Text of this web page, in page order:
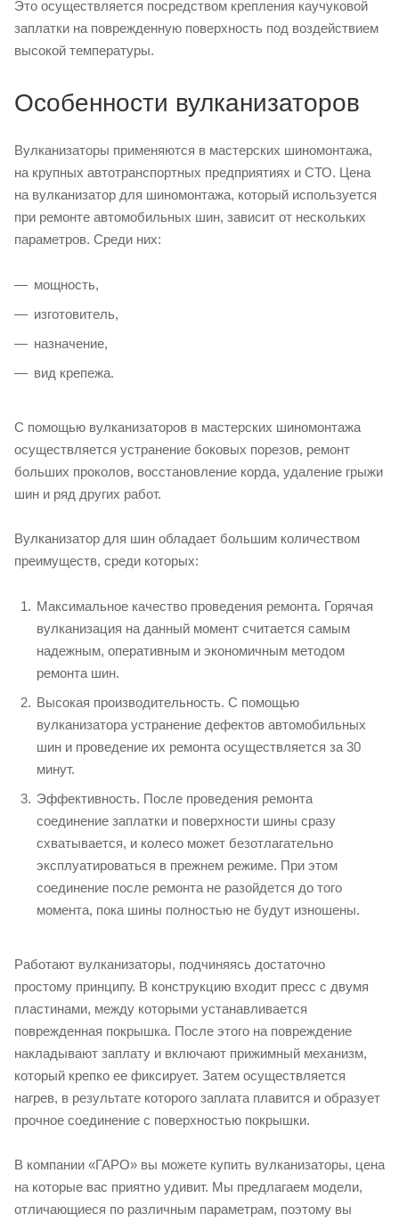
Это осуществляется посредством крепления каучуковой
заплатки на поврежденную поверхность под воздействием
высокой температуры.
Особенности вулканизаторов
Вулканизаторы применяются в мастерских шиномонтажа,
на крупных автотранспортных предприятиях и СТО. Цена
на вулканизатор для шиномонтажа, который используется
при ремонте автомобильных шин, зависит от нескольких
параметров. Среди них:
мощность,
изготовитель,
назначение,
вид крепежа.
С помощью вулканизаторов в мастерских шиномонтажа
осуществляется устранение боковых порезов, ремонт
больших проколов, восстановление корда, удаление грыжи
шин и ряд других работ.
Вулканизатор для шин обладает большим количеством
преимуществ, среди которых:
Максимальное качество проведения ремонта. Горячая
вулканизация на данный момент считается самым
надежным, оперативным и экономичным методом
ремонта шин.
Высокая производительность. С помощью
вулканизатора устранение дефектов автомобильных
шин и проведение их ремонта осуществляется за 30
минут.
Эффективность. После проведения ремонта
соединение заплатки и поверхности шины сразу
схватывается, и колесо может безотлагательно
эксплуатироваться в прежнем режиме. При этом
соединение после ремонта не разойдется до того
момента, пока шины полностью не будут изношены.
Работают вулканизаторы, подчиняясь достаточно
простому принципу. В конструкцию входит пресс с двумя
пластинами, между которыми устанавливается
поврежденная покрышка. После этого на повреждение
накладывают заплату и включают прижимный механизм,
который крепко ее фиксирует. Затем осуществляется
нагрев, в результате которого заплата плавится и образует
прочное соединение с поверхностью покрышки.
В компании «ГАРО» вы можете купить вулканизаторы, цена
на которые вас приятно удивит. Мы предлагаем модели,
отличающиеся по различным параметрам, поэтому вы